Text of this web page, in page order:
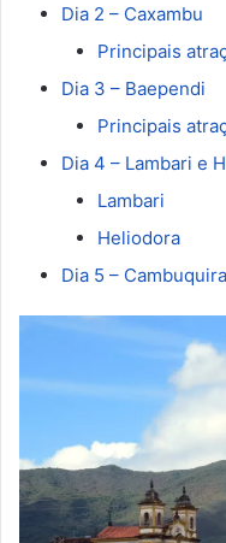
Dia 2 – Caxambu
Principais
Dia 3 – Baependi
Principais
Dia 4 – Lambari e
Lambari
Heliodora
Dia 5 –